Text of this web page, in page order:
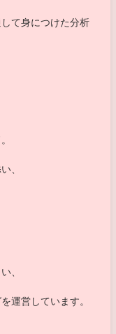
て身につけた分析
、
、
運営しています。